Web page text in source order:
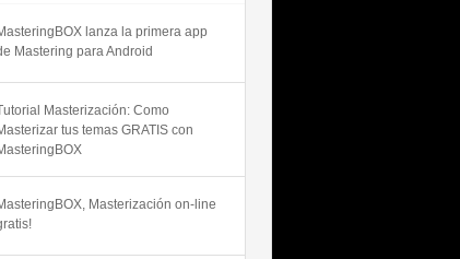
lanza la primera app
Mastering para Android
Masterización: Como
tus temas GRATIS con
Masterización on-line